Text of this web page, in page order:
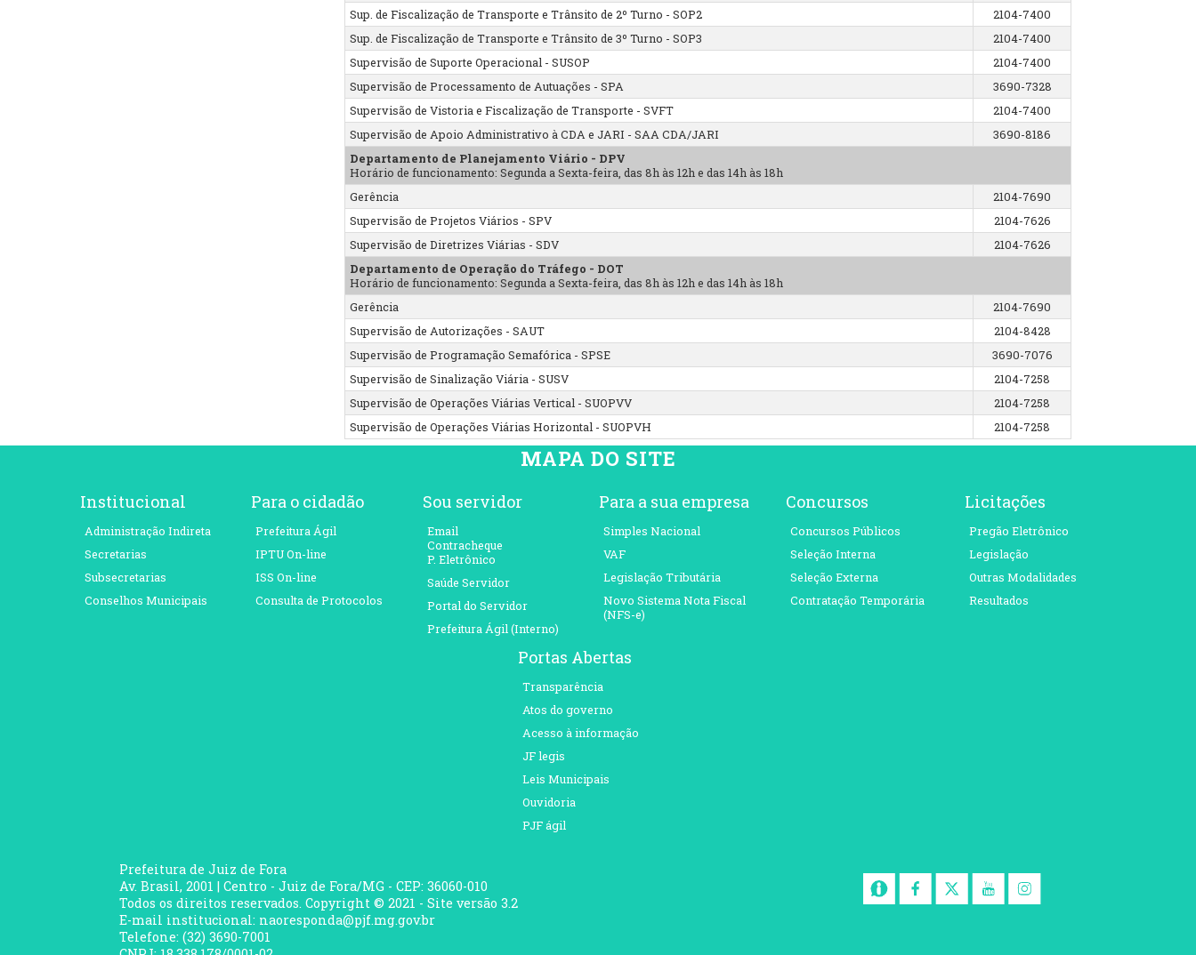
Sup. de Fiscalização de Transporte e Trânsito de 2º Turno - SOP2
2104-7400
Sup. de Fiscalização de Transporte e Trânsito de 3º Turno - SOP3
2104-7400
Supervisão de Suporte Operacional - SUSOP
2104-7400
Supervisão de Processamento de Autuações - SPA
3690-7328
Supervisão de Vistoria e Fiscalização de Transporte - SVFT
2104-7400
Supervisão de Apoio Administrativo à CDA e JARI - SAA CDA/JARI
3690-8186
Departamento de Planejamento Viário - DPV
Horário de funcionamento: Segunda a Sexta-feira, das 8h às 12h e das 14h às 18h
Gerência
2104-7690
Supervisão de Projetos Viários - SPV
2104-7626
Supervisão de Diretrizes Viárias - SDV
2104-7626
Departamento de Operação do Tráfego - DOT
Horário de funcionamento: Segunda a Sexta-feira, das 8h às 12h e das 14h às 18h
Gerência
2104-7690
Supervisão de Autorizações - SAUT
2104-8428
Supervisão de Programação Semafórica - SPSE
3690-7076
Supervisão de Sinalização Viária - SUSV
2104-7258
Supervisão de Operações Viárias Vertical - SUOPVV
2104-7258
Supervisão de Operações Viárias Horizontal - SUOPVH
2104-7258
MAPA DO SITE
Institucional
Administração Indireta
Secretarias
Subsecretarias
Conselhos Municipais
Para o cidadão
Prefeitura Ágil
IPTU On-line
ISS On-line
Consulta de Protocolos
Sou servidor
Email
Contracheque
P. Eletrônico
Saúde Servidor
Portal do Servidor
Prefeitura Ágil (Interno)
Para a sua empresa
Simples Nacional
VAF
Legislação Tributária
Novo Sistema Nota Fiscal
(NFS-e)
Concursos
Concursos Públicos
Seleção Interna
Seleção Externa
Contratação Temporária
Licitações
Pregão Eletrônico
Legislação
Outras Modalidades
Resultados
Portas Abertas
Transparência
Atos do governo
Acesso à informação
JF legis
Leis Municipais
Ouvidoria
PJF ágil
Prefeitura de Juiz de Fora
Av. Brasil, 2001 | Centro - Juiz de Fora/MG - CEP: 36060-010
Todos os direitos reservados. Copyright © 2021 - Site versão 3.2
E-mail institucional: naoresponda@pjf.mg.gov.br
Telefone: (32) 3690-7001